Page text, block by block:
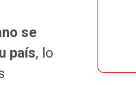
se
país, lo